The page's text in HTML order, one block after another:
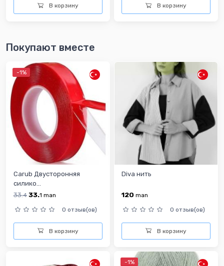
В корзину В корзину
Покупают вместе
-1%
Carub Двусторонняя
силико...
33.4 33.1 man
0 отзыв(ов)
В корзину
Diva нить
120 man
0 отзыв(ов)
В корзину
-1%